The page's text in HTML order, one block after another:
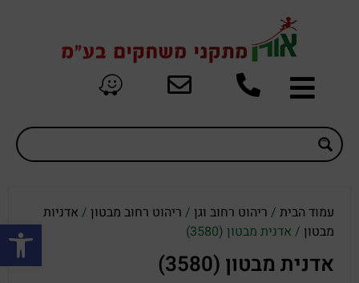
פתח
עמוד הבית / ריהוט רחוב וגן / ריהוט רחוב מבטון / אדניות
מבטון / אדנית מבטון (3580)
אדנית מבטון (3580)